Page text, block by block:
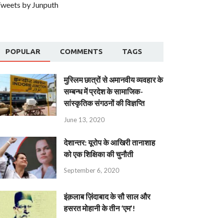
by Junputh
POPULAR COMMENTS TAGS
मुस्लिम छात्रों से अमानवीय व्यवहार के
सम्बन्ध में प्रदेश के सामाजिक-
सांस्कृतिक संगठनों की विज्ञप्ति
June 13, 2020
देशान्‍तर: यूरोप के आखिरी तानाशाह
को एक शिक्षिका की चुनौती
September 6, 2020
इंक़लाब ज़िंदाबाद के सौ साल और
हसरत मोहानी के तीन ‘एम’!